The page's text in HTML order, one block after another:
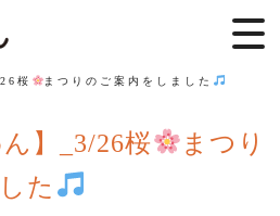
桜
まつりのご案内をしました
ん】_3/26桜
まつり
た